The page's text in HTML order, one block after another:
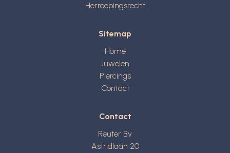
Herroepingsrecht
Sitemap
Home
Juwelen
Piercings
Contact
Contact
Reuter Bv
Astridlaan 20